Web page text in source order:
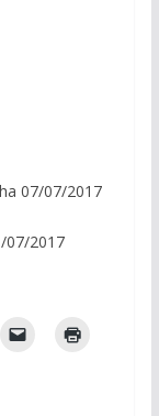
07/07/2017
07/2017